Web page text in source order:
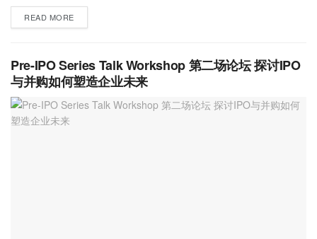
READ MORE
Pre-IPO Series Talk Workshop 第二场论坛 探讨IPO
与并购如何塑造企业未来